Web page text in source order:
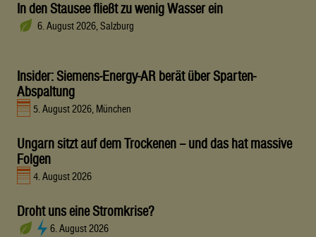
In den Stausee fließt zu wenig Wasser ein
6. August 2026, Salzburg
Insider: Siemens-Energy-AR berät über Sparten-
Abspaltung
5. August 2026, München
Ungarn sitzt auf dem Trockenen – und das hat massive
Folgen
4. August 2026
Droht uns eine Stromkrise?
6. August 2026